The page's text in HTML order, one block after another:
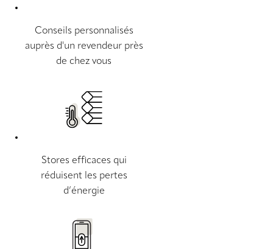
Conseils personnalisés
auprès d'un revendeur près
de chez vous
Stores efficaces qui
réduisent les pertes
d’énergie